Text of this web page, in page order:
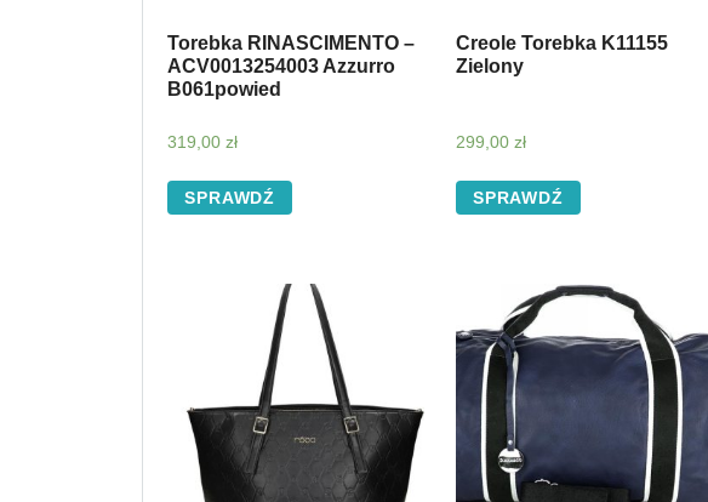
Torebka RINASCIMENTO –
ACV0013254003 Azzurro
B061powied
319,00 zł
SPRAWDŹ
Creole Torebka K11155
Zielony
299,00 zł
SPRAWDŹ